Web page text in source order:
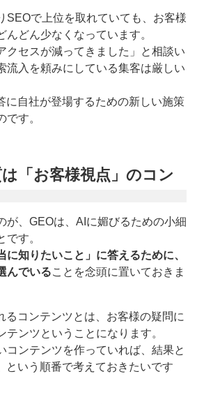
SEOで上位を取れていても、お客様
どん少なくなっています。
クセスが減ってきました」と相談い
流入を頼みにしている集客は厳しい
に自社が登場するための新しい施策
です。
「お客様視点」のコン
が、GEOは、AIに媚びるための小細
です。
に知りたいこと」に答えるために、
んでいることを念頭に置いておきま
るコンテンツとは、お客様の疑問に
テンツということになります。
コンテンツを作っていれば、結果と
という順番で考えておきたいです